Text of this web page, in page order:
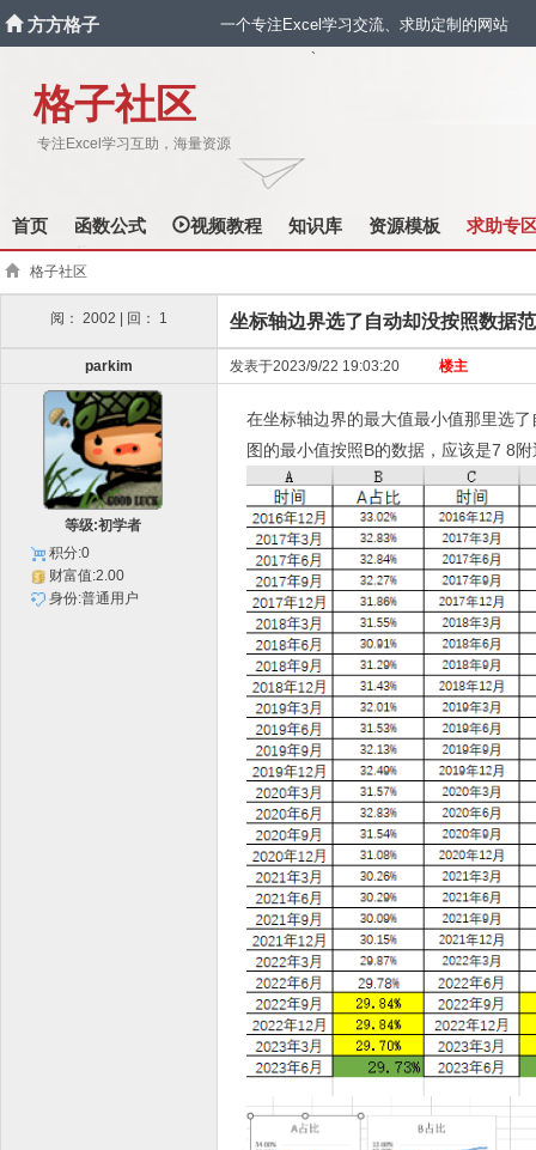
方方格子 一个专注Excel学习交流、求助定制的网站
格子社区
专注Excel学习互助，海量资源
`
首页 函数公式 视频教程 知识库 资源模板 求助专
格子社区
阅： 2002 | 回： 1 坐标轴边界选了自动却没按照数据
parkim 发表于2023/9/22 19:03:20 楼主
等级:初学者
积分:0
财富值:2.00
身份:普通用户
在坐标轴边界的最大值最小值那里选
图的最小值按照B的数据，应该是7 8